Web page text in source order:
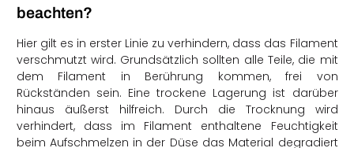
beachten?
Hier gilt es in erster Linie zu verhindern, dass das Filament
verschmutzt wird. Grundsätzlich sollten alle Teile, die mit
dem Filament in Berührung kommen, frei von
Rückständen sein. Eine trockene Lagerung ist darüber
hinaus äußerst hilfreich. Durch die Trocknung wird
verhindert, dass im Filament enthaltene Feuchtigkeit
beim Aufschmelzen in der Düse das Material degradiert